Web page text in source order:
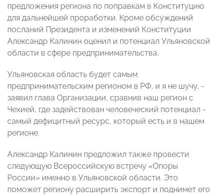
предложения региона по поправкам в Конституцию
для дальнейшей проработки. Кроме обсуждений
посланий Президента и изменений Конституции
Александр Калинин оценил и потенциал Ульяновской
области в сфере предпринимательства.
Ульяновская область будет самым
предпринимательским регионом в РФ, и я не шучу, -
заявил глава Организации, сравнив наш регион с
Чехией, где задействован человеческий потенциал -
самый дефицитный ресурс, который есть и в нашем
регионе.
Александр Калинин предложил также провести
следующую Всероссийскую встречу «Опоры
России» именно в Ульяновской области. Это
поможет региону расширить экспорт и поднимет его